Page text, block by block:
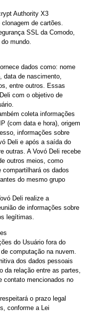
Authority X3
de cartões.
SSL da Comodo,
mundo.
dados como: nome
data de nascimento,
entre outros. Essas
com o objetivo de
coleta informações
(com data e hora), origem
informações sobre
Deli e após a saída do
outras. A Vovó Deli recebe
outros meios, como
os dados
do mesmo grupo
Deli realize a
de informações sobre
legítimas.
do Usuário fora do
computação na nuvem.
dos dados pessoais
da relação entre as partes,
contato mencionados no
o prazo legal
conforme a Lei